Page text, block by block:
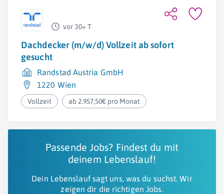
vor 30+ T
Dachdecker (m/w/d) Vollzeit ab sofort
gesucht
Randstad Austria GmbH
1220 Wien
Vollzeit ab 2.957,50€ pro Monat
Passende Jobs? Findest du mit
deinem Lebenslauf!
Dein Lebenslauf sagt uns, was du suchst. Wir
zeigen dir die richtigen Jobs.